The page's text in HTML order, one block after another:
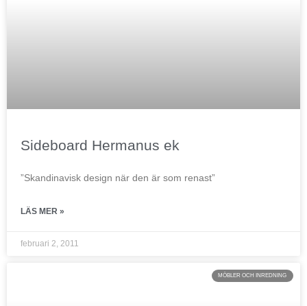
Sideboard Hermanus ek
”Skandinavisk design när den är som renast”
LÄS MER »
februari 2, 2011
MÖBLER OCH INREDNING